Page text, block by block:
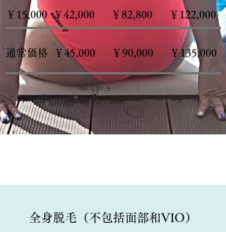
￥15,000 ￥42,000 ￥82,800 ￥122,000
通常価格 ￥45,000 ￥90,000 ￥135,000
全身脱毛（不包括面部和VIO）